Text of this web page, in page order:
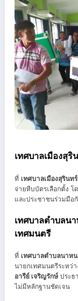
เทศบาลเมืองสุริ
ที่ เทศบาลเมืองสุรินทร์
จ่ายหีบบัตรเลือกตั้ง โ
และประชาชนร่วมมือ
เทศบาลตำบลน
เทศมนตรี
ที่ เทศบาลตำบลนาห
นายกเทศมนตรีระหว่า
อารีย์ เจริญรักษ์ ประธ
ไม่มีหลักฐานชัดเจน